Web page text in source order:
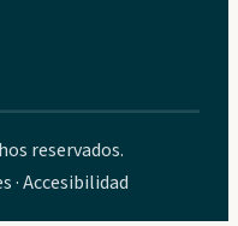
reservados.
·Accesibilidad